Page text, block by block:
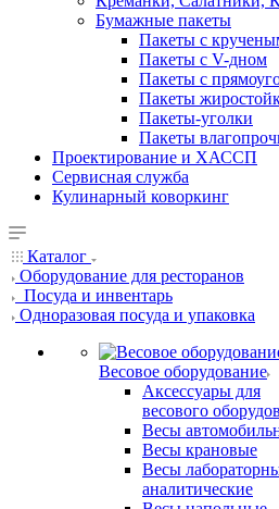
Бумажные пакеты
Пакеты с
Пакеты с V-дном
Пакеты с
Пакеты
Пакеты-уголки
Пакеты
Проектирование и ХАССП
Сервисная служба
Кулинарный коворкинг
Каталог
Оборудование для ресторанов
Посуда и инвентарь
Одноразовая посуда и упаковка
Весовое оборудование
Аксессуары для
весового
Весы
Весы крановые
Весы
аналитические